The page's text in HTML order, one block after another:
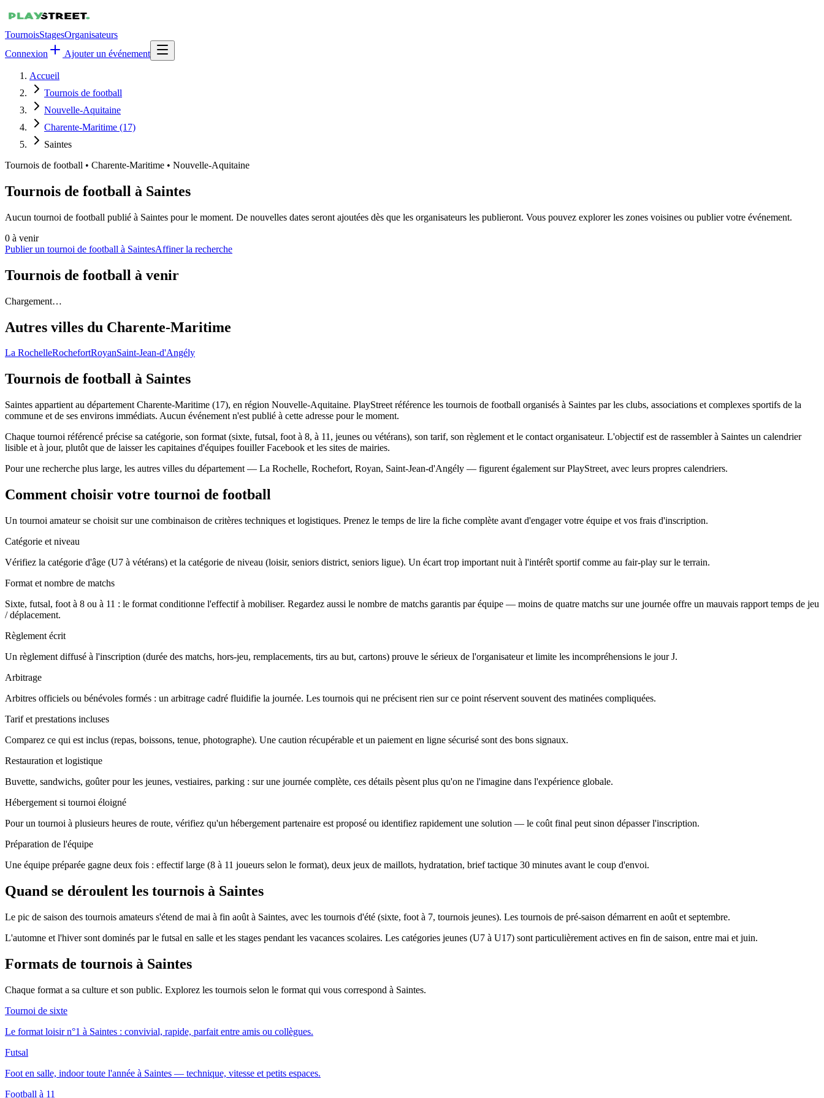
TournoisStagesOrganisateurs
Connexion
Ajouter un événement
Accueil
Tournois de football
Nouvelle-Aquitaine
Charente-Maritime (17)
Saintes
Tournois de football • Charente-Maritime • Nouvelle-Aquitaine
Tournois de football à Saintes
Aucun tournoi de football publié à Saintes pour le moment. De nouvelles dates seront ajoutées dès que les organisateurs les publieront. Vous pouvez explorer les zones voisines ou publier votre événement.
0 à venir
Publier un tournoi de football à SaintesAffiner la recherche
Tournois de football à venir
Chargement…
Autres villes du Charente-Maritime
La RochelleRochefortRoyanSaint-Jean-d'Angély
Tournois de football à Saintes
Saintes appartient au département Charente-Maritime (17), en région Nouvelle-Aquitaine. PlayStreet référence les tournois de football organisés à Saintes par les clubs, associations et complexes sportifs de la
commune et de ses environs immédiats. Aucun événement n'est publié à cette adresse pour le moment.
Chaque tournoi référencé précise sa catégorie, son format (sixte, futsal, foot à 8, à 11, jeunes ou vétérans), son tarif, son règlement et le contact organisateur. L'objectif est de rassembler à Saintes un calendrier
lisible et à jour, plutôt que de laisser les capitaines d'équipes fouiller Facebook et les sites de mairies.
Pour une recherche plus large, les autres villes du département — La Rochelle, Rochefort, Royan, Saint-Jean-d'Angély — figurent également sur PlayStreet, avec leurs propres calendriers.
Comment choisir votre tournoi de football
Un tournoi amateur se choisit sur une combinaison de critères techniques et logistiques. Prenez le temps de lire la fiche complète avant d'engager votre équipe et vos frais d'inscription.
Catégorie et niveau
Vérifiez la catégorie d'âge (U7 à vétérans) et la catégorie de niveau (loisir, seniors district, seniors ligue). Un écart trop important nuit à l'intérêt sportif comme au fair-play sur le terrain.
Format et nombre de matchs
Sixte, futsal, foot à 8 ou à 11 : le format conditionne l'effectif à mobiliser. Regardez aussi le nombre de matchs garantis par équipe — moins de quatre matchs sur une journée offre un mauvais rapport temps de jeu
/ déplacement.
Règlement écrit
Un règlement diffusé à l'inscription (durée des matchs, hors-jeu, remplacements, tirs au but, cartons) prouve le sérieux de l'organisateur et limite les incompréhensions le jour J.
Arbitrage
Arbitres officiels ou bénévoles formés : un arbitrage cadré fluidifie la journée. Les tournois qui ne précisent rien sur ce point réservent souvent des matinées compliquées.
Tarif et prestations incluses
Comparez ce qui est inclus (repas, boissons, tenue, photographe). Une caution récupérable et un paiement en ligne sécurisé sont des bons signaux.
Restauration et logistique
Buvette, sandwichs, goûter pour les jeunes, vestiaires, parking : sur une journée complète, ces détails pèsent plus qu'on ne l'imagine dans l'expérience globale.
Hébergement si tournoi éloigné
Pour un tournoi à plusieurs heures de route, vérifiez qu'un hébergement partenaire est proposé ou identifiez rapidement une solution — le coût final peut sinon dépasser l'inscription.
Préparation de l'équipe
Une équipe préparée gagne deux fois : effectif large (8 à 11 joueurs selon le format), deux jeux de maillots, hydratation, brief tactique 30 minutes avant le coup d'envoi.
Quand se déroulent les tournois à Saintes
Le pic de saison des tournois amateurs s'étend de mai à fin août à Saintes, avec les tournois d'été (sixte, foot à 7, tournois jeunes). Les tournois de pré-saison démarrent en août et septembre.
L'automne et l'hiver sont dominés par le futsal en salle et les stages pendant les vacances scolaires. Les catégories jeunes (U7 à U17) sont particulièrement actives en fin de saison, entre mai et juin.
Formats de tournois à Saintes
Chaque format a sa culture et son public. Explorez les tournois selon le format qui vous correspond à Saintes.
Tournoi de sixte
Le format loisir n°1 à Saintes : convivial, rapide, parfait entre amis ou collègues.
Futsal
Foot en salle, indoor toute l'année à Saintes — technique, vitesse et petits espaces.
Football à 11